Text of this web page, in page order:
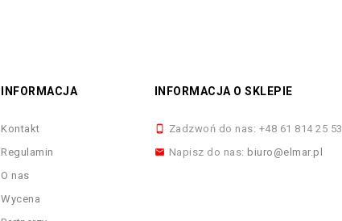
INFORMACJA
Kontakt
Regulamin
O nas
Wycena
INFORMACJA O SKLEPIE
 Zadzwoń do nas: +48 61 814 25 53
 Napisz do nas: biuro@elmar.pl